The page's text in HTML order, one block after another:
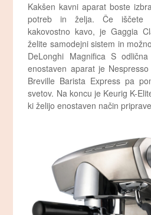
Kakšen kavni aparat boste
potreb in želja. Če iščete
kakovostno kavo, je Gaggia
želite samodejni sistem in
DeLonghi Magnifica S
enostaven aparat je
Breville Barista Express pa
svetov. Na koncu je Keurig K-
ki želijo enostaven način